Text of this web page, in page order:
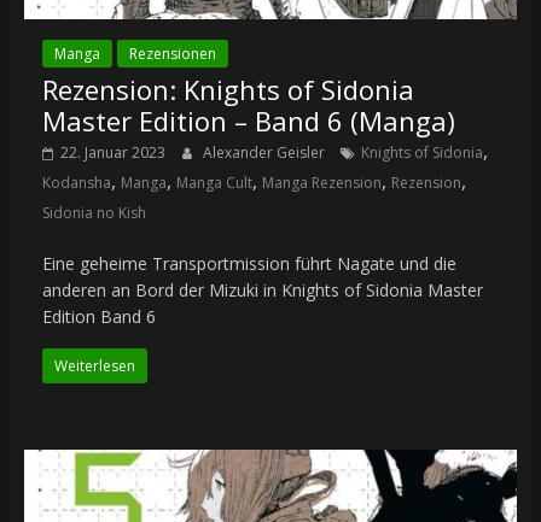
Manga Rezensionen
Rezension: Knights of Sidonia
Master Edition – Band 6 (Manga)
22. Januar 2023 Alexander Geisler Knights of Sidonia,
Kodansha, Manga, Manga Cult, Manga Rezension, Rezension,
Sidonia no Kish
Eine geheime Transportmission führt Nagate und die
anderen an Bord der Mizuki in Knights of Sidonia Master
Edition Band 6
Weiterlesen